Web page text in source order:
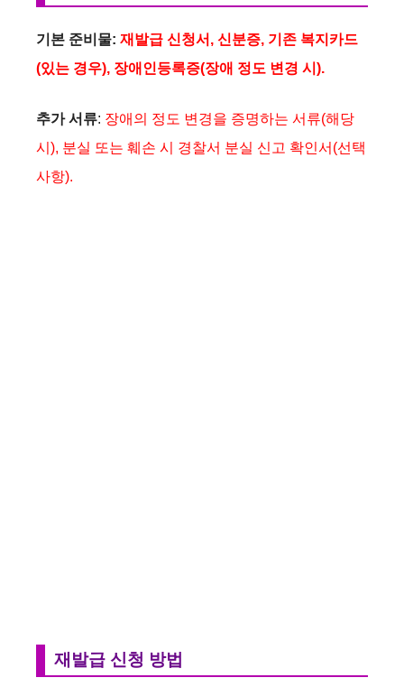
기본 준비물: 재발급 신청서, 신분증, 기존 복지카드
(있는 경우), 장애인등록증(장애 정도 변경 시).
추가 서류: 장애의 정도 변경을 증명하는 서류(해당
시), 분실 또는 훼손 시 경찰서 분실 신고 확인서(선택
사항).
재발급 신청 방법